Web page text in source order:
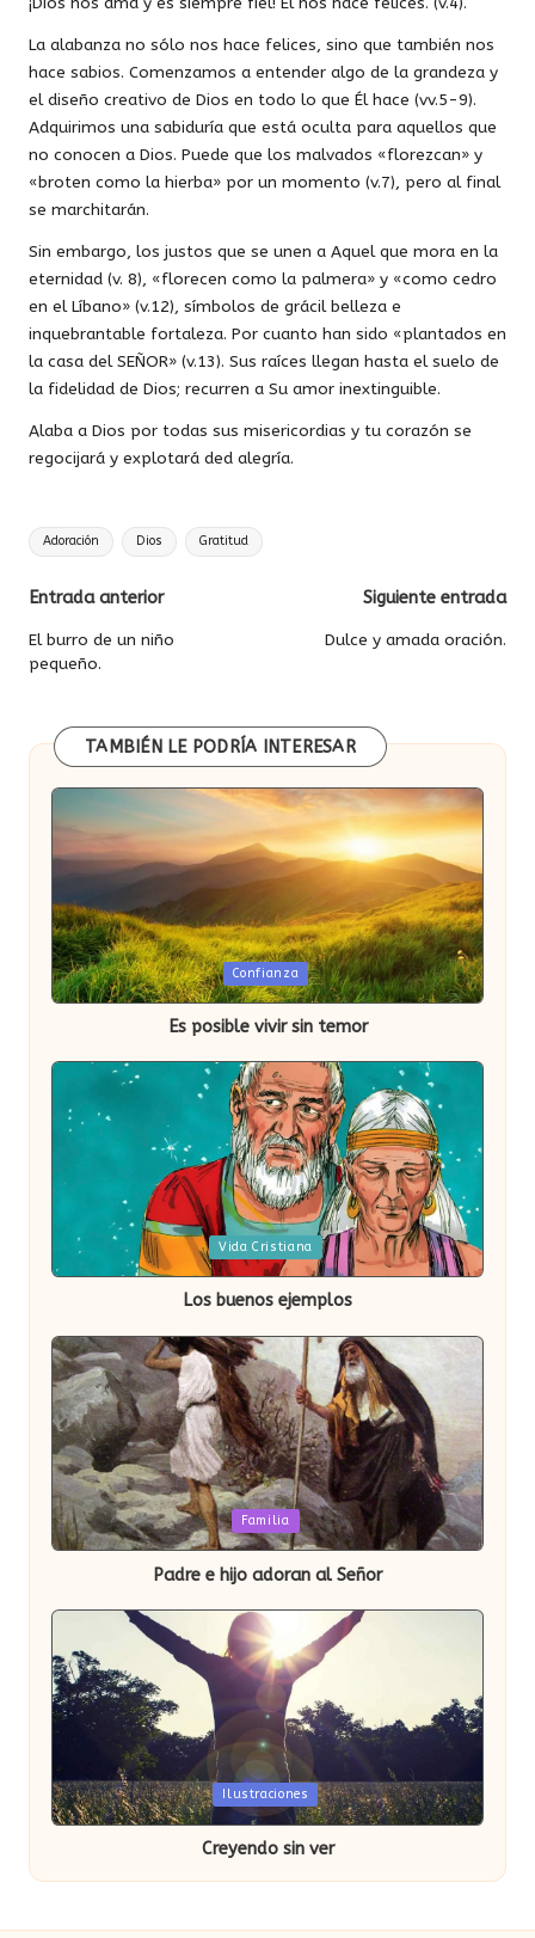
La alabanza no sólo nos hace felices, sino que también nos
hace sabios. Comenzamos a entender algo de la grandeza y
el diseño creativo de Dios en todo lo que Él hace (vv.5-9).
Adquirimos una sabiduría que está oculta para aquellos que
no conocen a Dios. Puede que los malvados «florezcan» y
«broten como la hierba» por un momento (v.7), pero al final
se marchitarán.
Sin embargo, los justos que se unen a Aquel que mora en la
eternidad (v. 8), «florecen como la palmera» y «como cedro
en el Líbano» (v.12), símbolos de grácil belleza e
inquebrantable fortaleza. Por cuanto han sido «plantados en
la casa del SEÑOR» (v.13). Sus raíces llegan hasta el suelo de
la fidelidad de Dios; recurren a Su amor inextinguible.
Alaba a Dios por todas sus misericordias y tu corazón se
regocijará y explotará ded alegría.
Etiquetas:
Adoración Dios Gratitud
Navegación
de
entradas
Entrada anterior
El burro de un niño
pequeño.
Siguiente entrada
Dulce y amada oración.
TAMBIÉN LE PODRÍA INTERESAR
Publicada
en
Confianza
Es posible vivir sin temor
Publicada
Vida Cristiana
Los buenos ejemplos
Publicada
en
Familia
Padre e hijo adoran al Señor
Publicada
en
Ilustraciones
Creyendo sin ver